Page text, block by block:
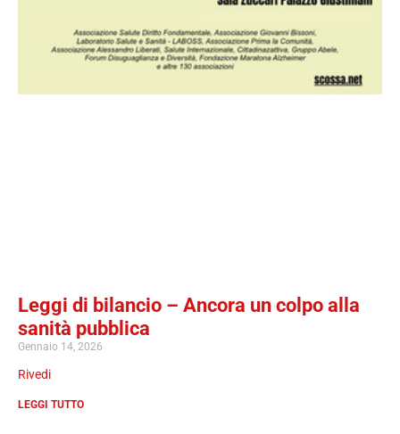
Leggi di bilancio – Ancora un colpo alla
sanità pubblica
Gennaio 14, 2026
Rivedi
LEGGI TUTTO